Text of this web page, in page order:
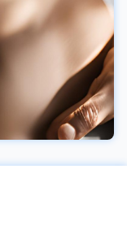
yang sulit
pasien tetap